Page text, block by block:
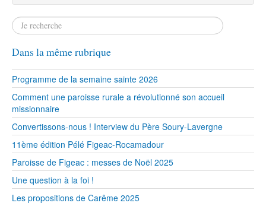
Dans la même rubrique
Programme de la semaine sainte 2026
Comment une paroisse rurale a révolutionné son accueil
missionnaire
Convertissons-nous ! Interview du Père Soury-Lavergne
11ème édition Pélé Figeac-Rocamadour
Paroisse de Figeac : messes de Noël 2025
Une question à la foi !
Les propositions de Carême 2025